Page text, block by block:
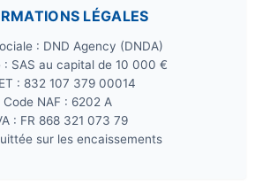
LÉGALES
: DND Agency (DNDA)
: SAS au capital de 10 000 €
: 832 107 379 00014
Code NAF : 6202 A
: FR 868 321 073 79
sur les encaissements